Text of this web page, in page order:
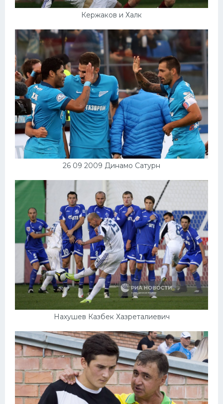
Кержаков и Халк
26 09 2009 Динамо Сатурн
Нахушев Казбек Хазреталиевич